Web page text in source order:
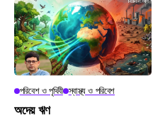
পরিবেশ ও পৃথিবী স্বাস্থ্য ও পরিবেশ
অদেয় ঋণ